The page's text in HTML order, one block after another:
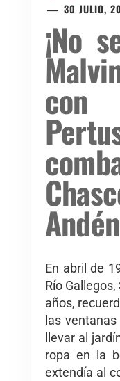
30 JULIO,
¡No
En abril de
Río
años,
las
llevar al
ropa en la
extendía al